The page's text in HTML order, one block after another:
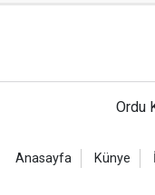
Ordu
Anasayfa Künye